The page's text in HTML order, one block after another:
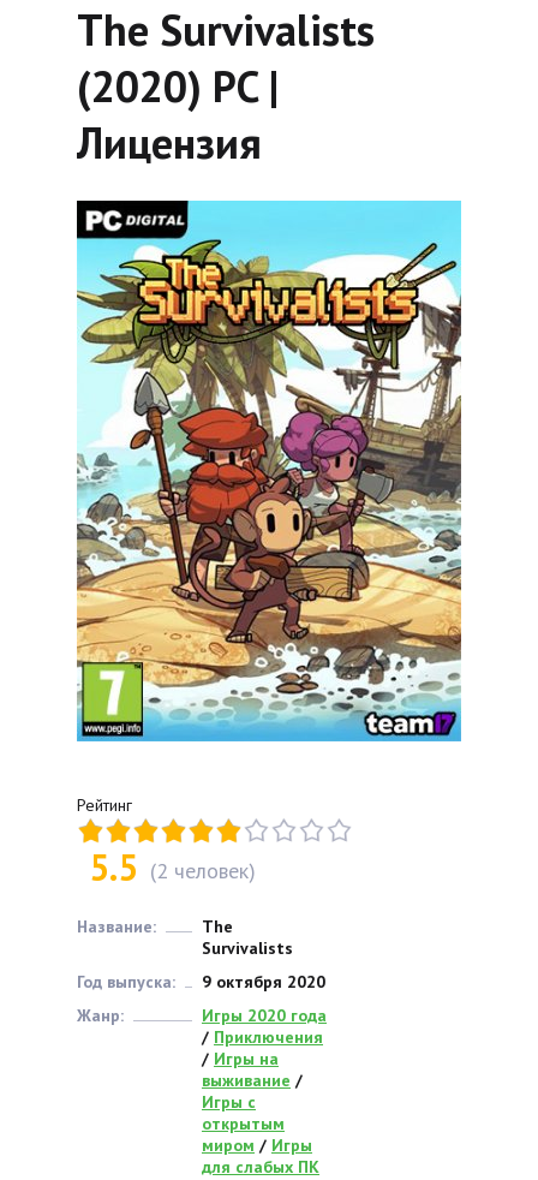
The Survivalists
(2020) PC |
Лицензия
Рейтинг
5.5 (2 человек)
Название:
The
Survivalists
Год выпуска:
9 октября 2020
Жанр:
Игры 2020 года
/ Приключения
/ Игры на
выживание /
Игры с
открытым
миром / Игры
для слабых ПК